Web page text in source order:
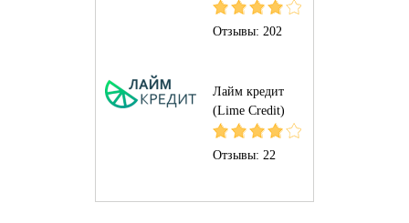
Отзывы: 202
Лайм кредит
(Lime Credit)
Отзывы: 22